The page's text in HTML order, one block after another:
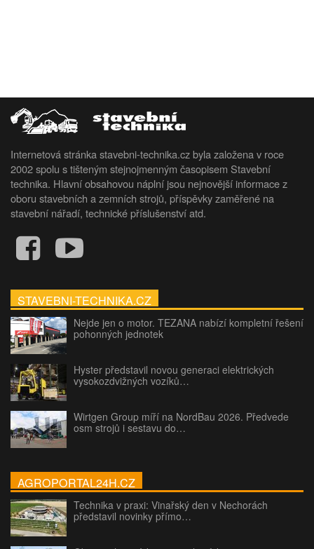
Internetová stránka stavebni-technika.cz byla založena v roce
2002 spolu s tišteným stejnojmenným časopisem Stavební
technika. Hlavní obsahovou náplní jsou nejnovější informace z
oboru stavebních a zemních strojů, příspěvky zaměřené na
stavební nářadí, technické příslušenství atd.
STAVEBNI-TECHNIKA.CZ
Nejde jen o motor. TEZANA nabízí kompletní řešení
pohonných jednotek
Hyster představil novou generaci elektrických
vysokozdvižných vozíků…
Wirtgen Group míří na NordBau 2026. Předvede
osm strojů i sestavu do…
AGROPORTAL24H.CZ
Technika v praxi: Vinařský den v Nechorách
představil novinky přímo…